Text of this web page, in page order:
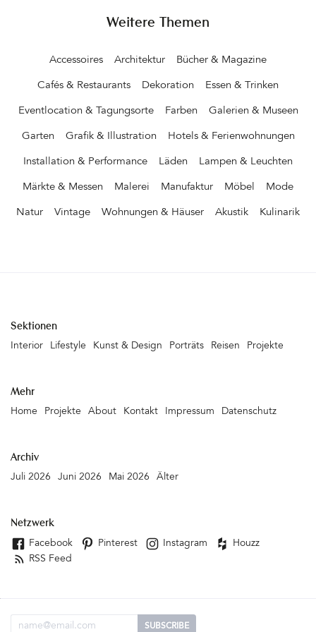
Weitere Themen
Accessoires Architektur Bücher & Magazine
Cafés & Restaurants Dekoration Essen & Trinken
Eventlocation & Tagungsorte Farben Galerien & Museen
Garten Grafik & Illustration Hotels & Ferienwohnungen
Installation & Performance Läden Lampen & Leuchten
Märkte & Messen Malerei Manufaktur Möbel Mode
Natur Vintage Wohnungen & Häuser Akustik Kulinarik
Sektionen
Interior Lifestyle Kunst & Design Porträts Reisen Projekte
Mehr
Home Projekte About Kontakt Impressum Datenschutz
Archiv
Juli 2026 Juni 2026 Mai 2026 Älter
Netzwerk
Facebook Pinterest Instagram
Houzz
RSS Feed
Email Adresse SUBSCRIBE